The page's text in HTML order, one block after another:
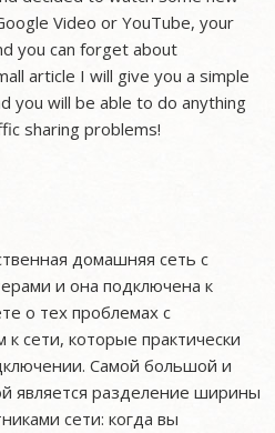
Video or YouTube, your
you can forget about
article I will give you a simple
you will be able to do anything
sharing problems!
домашняя сеть с
и она подключена к
о тех проблемах с
сети, которые практически
Самой большой и
является разделение ширины
сети: когда вы